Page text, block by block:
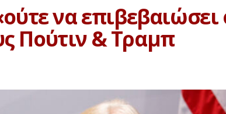
να
Πούτιν & Τραμπ